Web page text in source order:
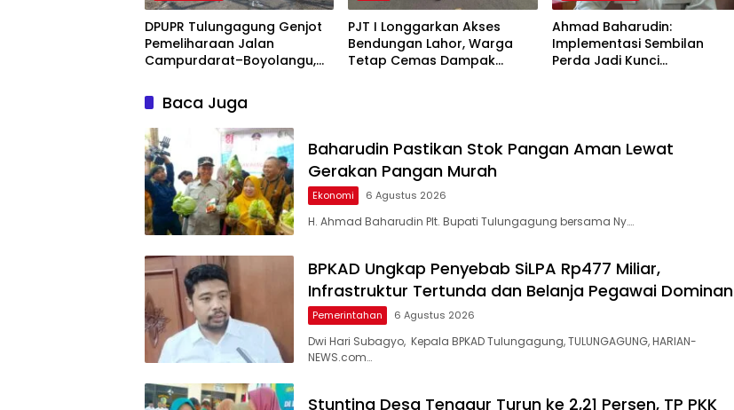
DPUPR Tulungagung Genjot
Pemeliharaan Jalan
Campurdarat–Boyolangu,
Diperbaiki
PJT I Longgarkan Akses
Bendungan Lahor, Warga
Tetap Cemas Dampak
Ahmad Baharudin:
Implementasi Sembilan
Perda Jadi Kunci
Baca Juga
Baharudin Pastikan Stok Pangan Aman Lewat
Gerakan Pangan Murah
Ekonomi 6 Agustus 2026
H. Ahmad Baharudin Plt. Bupati Tulungagung bersama Ny….
BPKAD Ungkap Penyebab SiLPA Rp477 Miliar,
Infrastruktur Tertunda dan Belanja Pegawai Dominan
Pemerintahan 6 Agustus 2026
Dwi Hari Subagyo, Kepala BPKAD Tulungagung, TULUNGAGUNG, HARIAN-
NEWS.com…
Stunting Desa Tenggur Turun ke 2,21 Persen, TP PKK